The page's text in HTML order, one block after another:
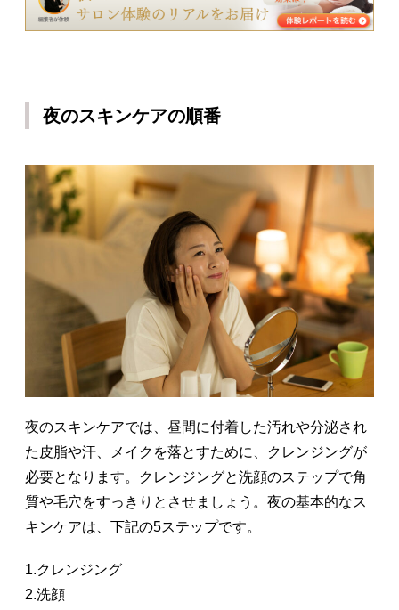
夜のスキンケアの順番
夜のスキンケアでは、昼間に付着した汚れや分泌され
た皮脂や汗、メイクを落とすために、クレンジングが
必要となります。クレンジングと洗顔のステップで角
質や毛穴をすっきりとさせましょう。夜の基本的なス
キンケアは、下記の5ステップです。
1.クレンジング
2.洗顔